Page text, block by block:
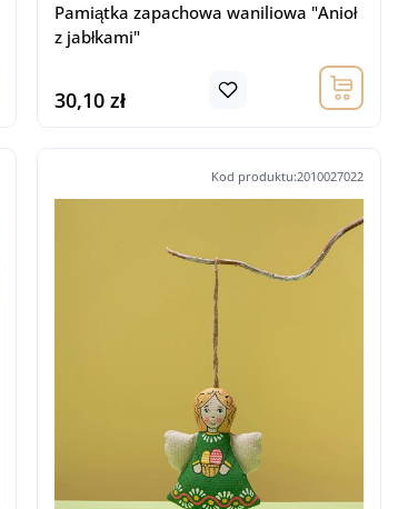
Pamiątka zapachowa waniliowa "Anioł
z jabłkami"
30,10 zł
Kod produktu:2010027022